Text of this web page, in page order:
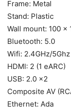
Frame: Metal
Stand: Plastic
Wall mount: 100 ×
Bluetooth: 5.0
Wifi: 2.4GHz/5Ghz
HDMI: 2 (1 eARC)
USB: 2.0 x2
Composite AV
Ethernet: Ada